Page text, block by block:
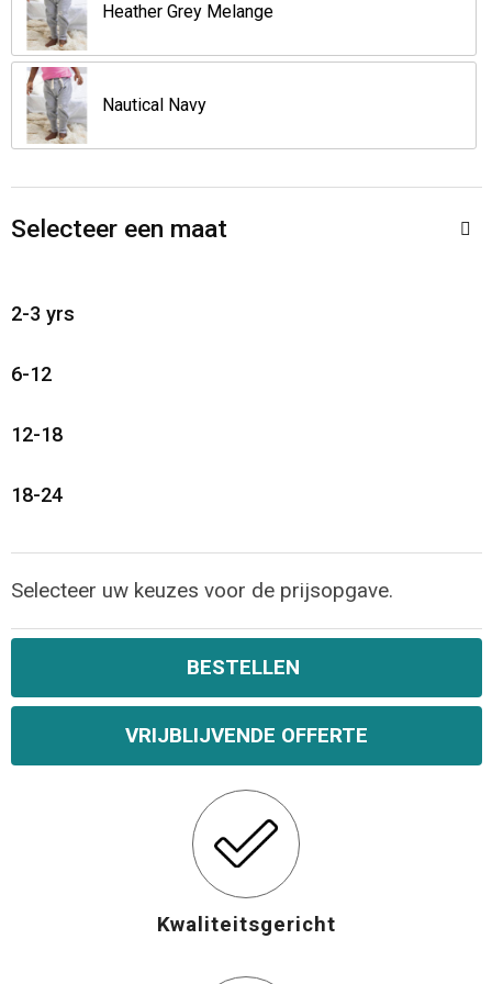
Jassen
Been- en voetbescherming
Overalls
Schorten en Sloven
Gilets
Reistassen
Koffers en Trolleys
Sporttassen
Boodschappentassen
Schoudertassen
Matrozentassen
Waterbestendige tassen
Strandtassen
Katoenen draagtassen
Heather Grey Melange
Nautical Navy
Selecteer een maat
2-3 yrs
6-12
12-18
18-24
Selecteer uw keuzes voor de prijsopgave.
BESTELLEN
VRIJBLIJVENDE OFFERTE
Kwaliteitsgericht